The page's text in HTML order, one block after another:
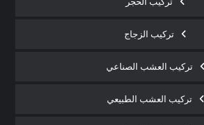
تركيب الزجاج
تركيب العشب الصناعي
تركيب العشب الطبيعي